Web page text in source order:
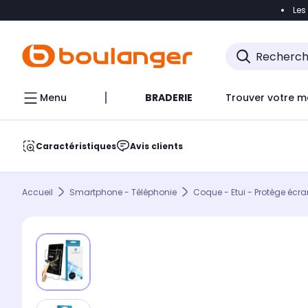
Accéder
Menu BRADERIE Trouver votre
Caractéristiques Avis clients
Accueil Smartphone - Téléphonie Coque - Etui - Protège